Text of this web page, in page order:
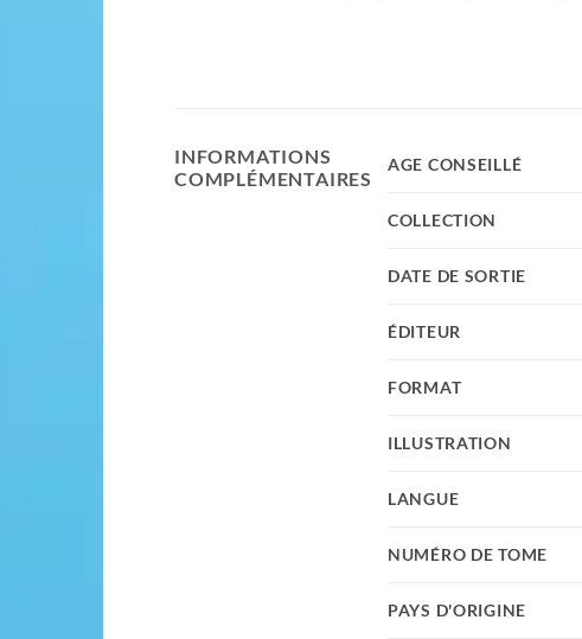
INFORMATIONS
COMPLÉMENTAIRES
AGE CONSEILLÉ
COLLECTION
DATE DE SORTIE
ÉDITEUR
FORMAT
ILLUSTRATION
LANGUE
NUMÉRO DE TOME
PAYS D'ORIGINE